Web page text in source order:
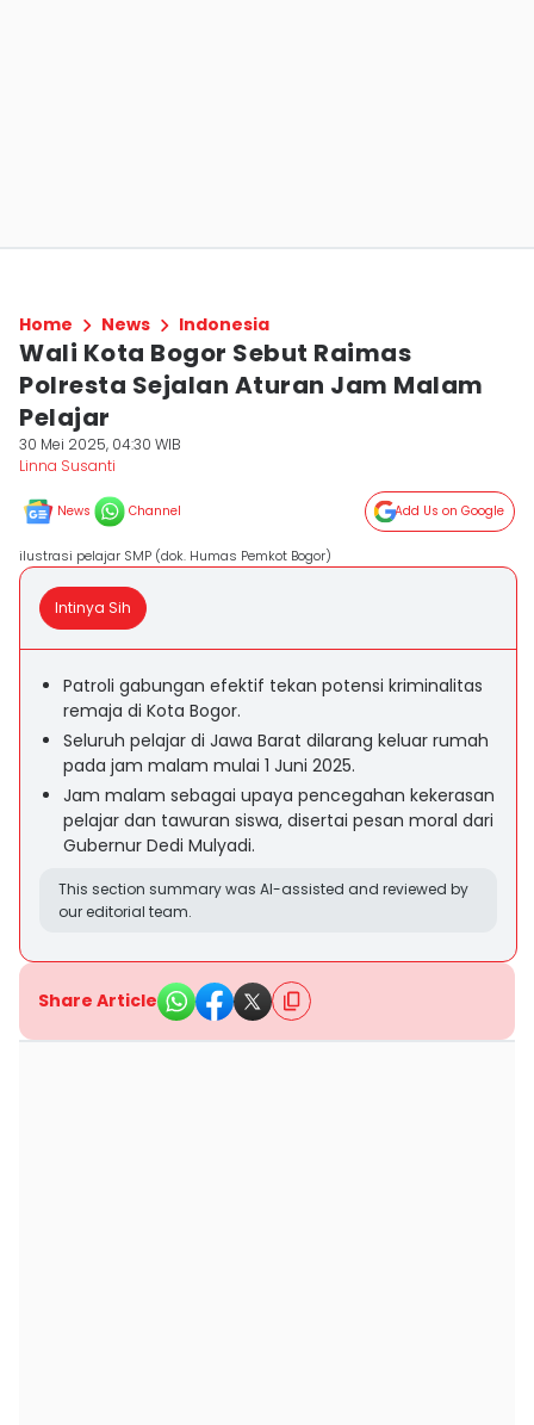
Home News Indonesia
Wali Kota Bogor Sebut Raimas
Polresta Sejalan Aturan Jam Malam
Pelajar
30 Mei 2025, 04:30 WIB
Linna Susanti
News Channel Add Us on Google
ilustrasi pelajar SMP (dok. Humas Pemkot Bogor)
Intinya Sih
Patroli gabungan efektif tekan potensi kriminalitas
remaja di Kota Bogor.
Seluruh pelajar di Jawa Barat dilarang keluar rumah
pada jam malam mulai 1 Juni 2025.
Jam malam sebagai upaya pencegahan kekerasan
pelajar dan tawuran siswa, disertai pesan moral dari
Gubernur Dedi Mulyadi.
This section summary was AI-assisted and reviewed by
our editorial team.
Share Article